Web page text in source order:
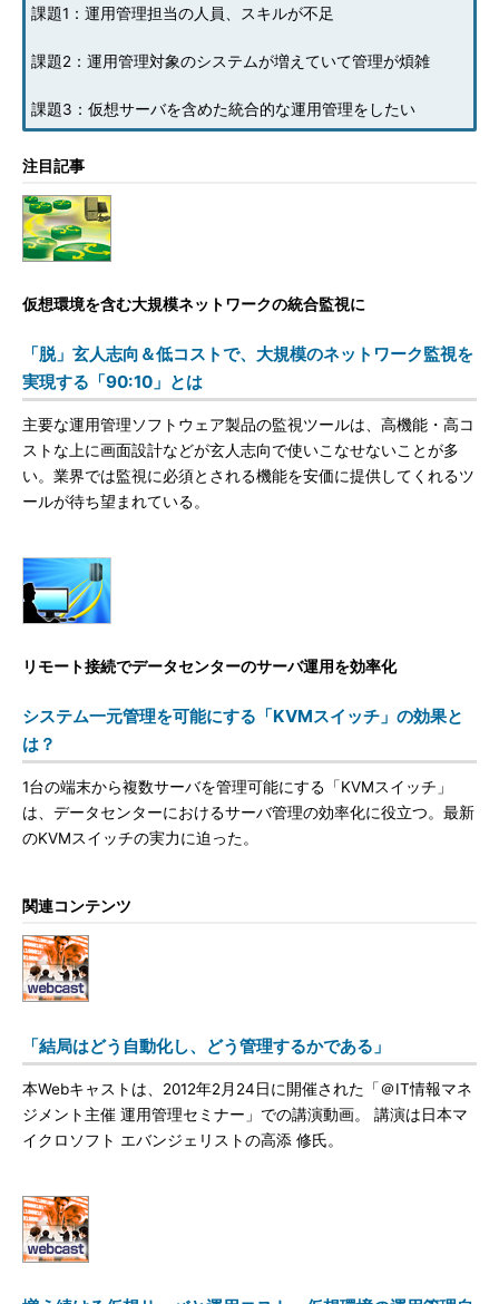
課題1：運用管理担当の人員、スキルが不足
課題2：運用管理対象のシステムが増えていて管理が煩雑
課題3：仮想サーバを含めた統合的な運用管理をしたい
注目記事
仮想環境を含む大規模ネットワークの統合監視に
「脱」玄人志向＆低コストで、大規模のネットワーク監視を
実現する「90:10」とは
主要な運用管理ソフトウェア製品の監視ツールは、高機能・高コ
ストな上に画面設計などが玄人志向で使いこなせないことが多
い。業界では監視に必須とされる機能を安価に提供してくれるツ
ールが待ち望まれている。
リモート接続でデータセンターのサーバ運用を効率化
システム一元管理を可能にする「KVMスイッチ」の効果と
は？
1台の端末から複数サーバを管理可能にする「KVMスイッチ」
は、データセンターにおけるサーバ管理の効率化に役立つ。最新
のKVMスイッチの実力に迫った。
関連コンテンツ
「結局はどう自動化し、どう管理するかである」
本Webキャストは、2012年2月24日に開催された「＠IT情報マネ
ジメント主催 運用管理セミナー」での講演動画。 講演は日本マ
イクロソフト エバンジェリストの高添 修氏。